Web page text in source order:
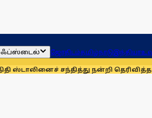
ஜோதிடம்தமிழ்நாடுஇந்தியா
சந்தித்து நன்றி தெரிவித்த